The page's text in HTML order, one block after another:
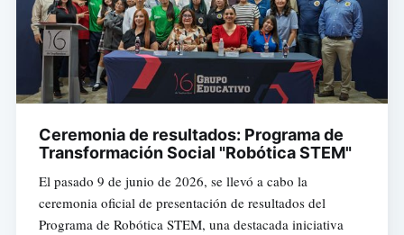
Ceremonia de resultados: Programa de
Transformación Social "Robótica STEM"
El pasado 9 de junio de 2026, se llevó a cabo la
ceremonia oficial de presentación de resultados del
Programa de Robótica STEM, una destacada iniciativa